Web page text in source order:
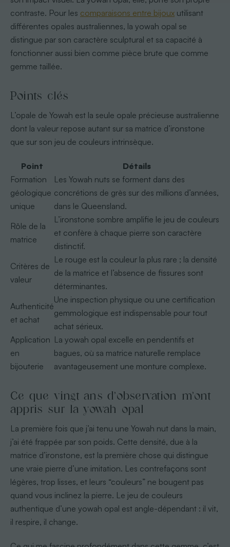
contraste. Pour les comparaisons entre bijouxutilisant
différentes opales australiennes, la yowah opal se
distingue par son caractère sculptural et sa capacité à
fonctionner aussi bien comme pièce brute que comme
gemme taillée.
Points clés
L’opale de Yowah est la seule opale précieuse australienne
dont la valeur repose autant sur sa matrice d’ironstone
que sur son jeu de couleurs intrinsèque.
Point
Détails
Formation
géologique
unique
Les Yowah nuts se forment dans des
concrétions de grès sur des millions d’années,
dans le Queensland.
Rôle de la
matrice
L’ironstone sombre amplifie le jeu de couleurs
et confère à chaque pierre son caractère
distinctif.
Critères de
valeur
Le rouge est la couleur la plus rare ; la densité
de la matrice et l’absence de fissures sont
déterminantes.
Authenticité
et achat
Une inspection physique ou une certification
gemmologique est indispensable pour tout
achat sérieux.
Application
en
bijouterie
La yowah opal excelle en pendentifs et
bagues, où sa matrice naturelle remplace
avantageusement une monture complexe.
Ce que vingt ans d’observation m’ont
appris sur la yowah opal
La première fois que j’ai tenu une Yowah nut dans la main,
j’ai été frappée par son poids. Cette densité, due à la
matrice d’ironstone, est la première chose qui distingue
une vraie pierre d’une imitation. Les contrefaçons sont
légères, trop lisses, et leurs “couleurs” ne bougent pas
quand vous inclinez la pierre. Le jeu de couleurs
authentique d’une yowah opal est angle-dépendant : il vit,
il respire, il change.